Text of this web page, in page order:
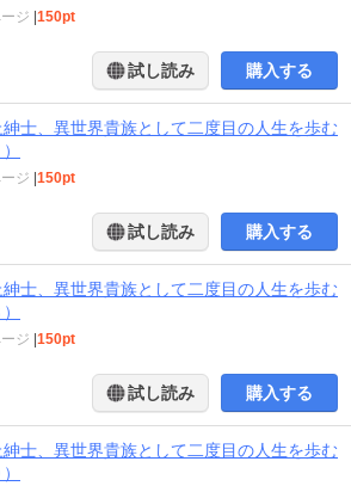
ジ |150pt
試し読み 購入する
紳士、異世界貴族として二度目の人生を歩む
ジ |150pt
試し読み 購入する
紳士、異世界貴族として二度目の人生を歩む
ジ |150pt
試し読み 購入する
紳士、異世界貴族として二度目の人生を歩む